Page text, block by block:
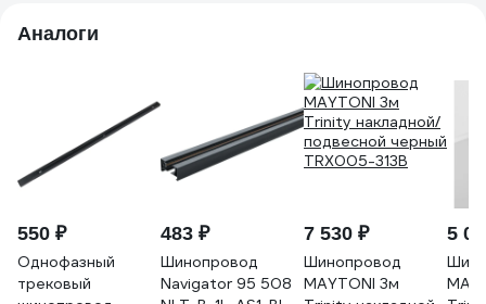
Аналоги
550 ₽
Однофазный
трековый
483 ₽
Шинопровод
Navigator 95 508
7 530 ₽
Шинопровод
MAYTONI 3м
5